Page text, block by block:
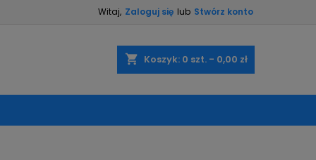
Witaj, Zaloguj się lub Stwórz konto
shopping_cart Koszyk: 0 szt. - 0,00 zł